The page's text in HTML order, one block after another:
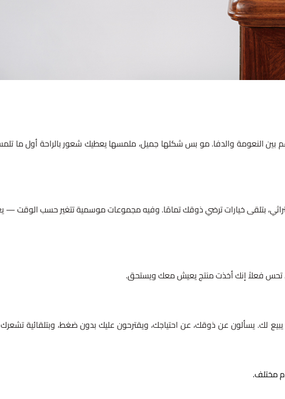
بين النعومة والدفا. مو بس شكلها جميل، ملمسها يعطيك شعور بالراحة أول ما
بتلقى خيارات ترضي ذوقك تمامًا. وفيه مجموعات موسمية تتغير حسب الوقت —
تحس فعلاً إنك أخذت منتج يعيش معك ويستحق.
يسألون عن ذوقك، عن احتياجك، ويقترحون عليك بدون ضغط، وبتلقائية
مختلف.